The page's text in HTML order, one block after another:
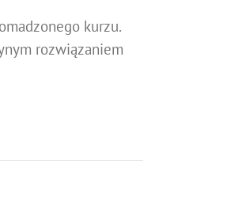
kurzu.
rozwiązaniem